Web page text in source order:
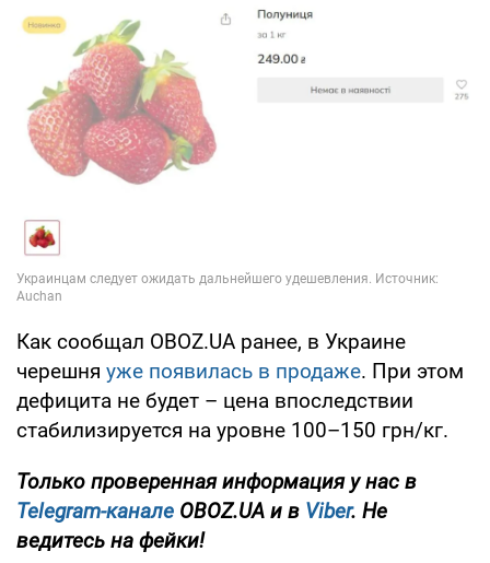
Как сообщал OBOZ.UA ранее, в Украине
черешня уже появилась в продаже. При этом
дефицита не будет – цена впоследствии
стабилизируется на уровне 100–150 грн/кг.
Только проверенная информация у нас в
Telegram-канале OBOZ.UA и в Viber. Не
ведитесь на фейки!